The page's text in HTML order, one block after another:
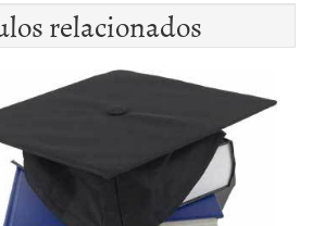
relacionados